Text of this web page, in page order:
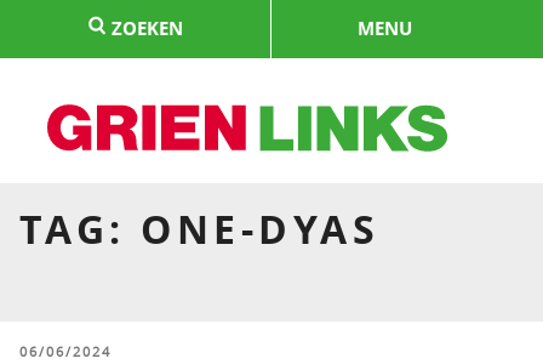
springen
ZOEKEN MENU
TAG: ONE-DYAS
GEPLAATST
06/06/2024